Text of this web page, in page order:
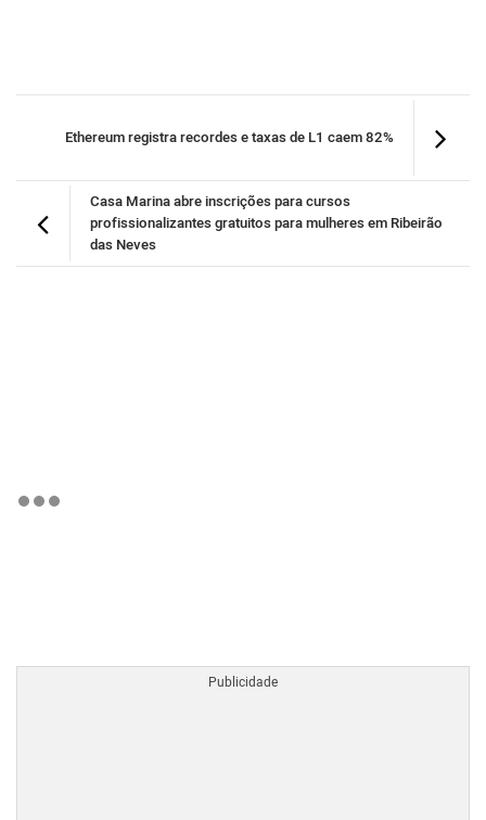
Ethereum registra recordes e taxas de L1 caem 82%
Casa Marina abre inscrições para cursos
profissionalizantes gratuitos para mulheres em Ribeirão
das Neves